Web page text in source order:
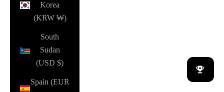
Korea
(KRW ₩)
South
Sudan
(USD $)
Spain (EUR